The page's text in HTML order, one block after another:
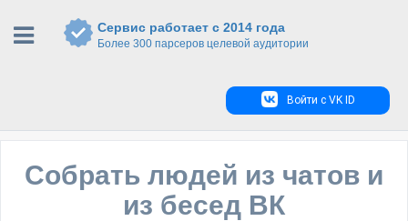
Сервис работает с 2014 года
Более 300 парсеров целевой аудитории
Войти с VK ID
Собрать людей из чатов и
из бесед ВК